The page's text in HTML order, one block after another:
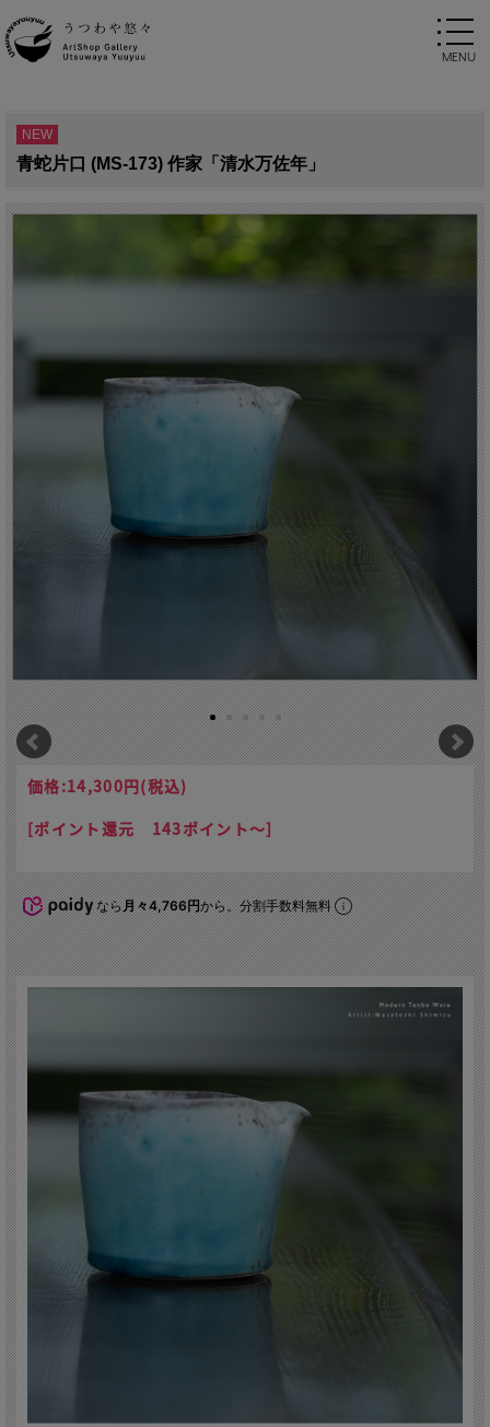
NEW
青蛇片口 (MS-173) 作家「清水万佐年」
価格:14,300円(税込)
[ポイント還元 143ポイント～]
なら月々4,766円から。分割手数料無料